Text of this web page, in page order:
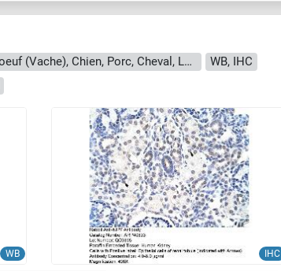
Reactivité: Humain, Souris, Rat, Boeuf (Vache), Chien, Porc, Cheval, Lapin, Poisson zèbre (Danio rerio), Cobaye, Saccharomyces cerevisiae
WB, IHC
WB IHC